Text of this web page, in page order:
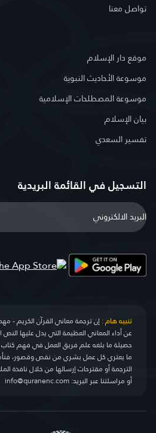
تواصل معنا
موقع دار الإسلام
موسوعة الأحاديث النبوية
موسوعة المصطلحات الإسلامية
بيان الإسلام
تفسير السعدي
التسجيل في القائمة البريدية
تنبيه هام :إن ترجمة معاني القرآن الكريم -
عن أداء المعاني العظيمة التي يدل عليها
حصيلة ما بلغه علم فريق العمل في فهم كتاب
ما يعتري كل عمل بشري من نقص وقصور،
الترجمة أو مقترحات إرسالها من خلال نافذة
أو مراسلتنا عبر البريد:info@quranenc.com